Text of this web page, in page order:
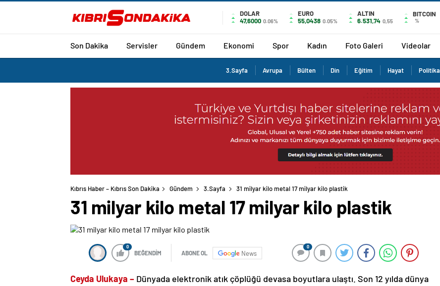
DOLAR
47,6000 0.06%
EURO
55,0438 0.05%
ALTIN
6.531,74 0,55
BITCOIN
%
Son Dakika Servisler Gündem Ekonomi Spor Kadın Foto Galeri Videolar
3.Sayfa Avrupa Bülten Din Eğitim Hayat Politika
Kıbrıs Haber – Kıbrıs Son Dakika Gündem 3.Sayfa 31 milyar kilo metal 17 milyar kilo plastik
31 milyar kilo metal 17 milyar kilo plastik
0
BEĞENDİM ABONE OL News
0
Ceyda Ulukaya – Dünyada elektronik atık çöplüğü devasa boyutlara ulaştı. Son 12 yılda dünya